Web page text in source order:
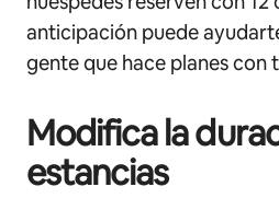
anticipación puede
gente que hace planes con
Modifica la
estancias